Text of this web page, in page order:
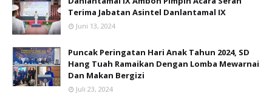
Terima Jabatan Asintel Danlantamal IX
Juni 13, 2024
Puncak Peringatan Hari Anak Tahun 2024, SD
Hang Tuah Ramaikan Dengan Lomba Mewarnai
Dan Makan Bergizi
Juli 23, 2024